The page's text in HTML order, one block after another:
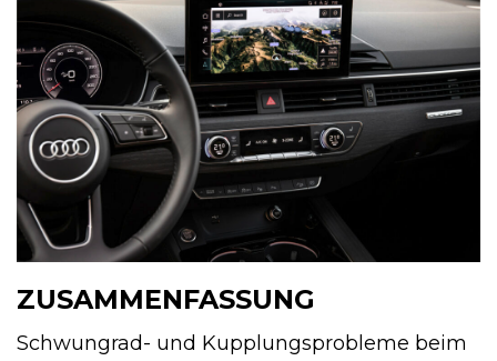
ZUSAMMENFASSUNG
Schwungrad- und Kupplungsprobleme beim